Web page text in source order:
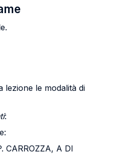
lezione le modalità di
:
CARROZZA, A DI